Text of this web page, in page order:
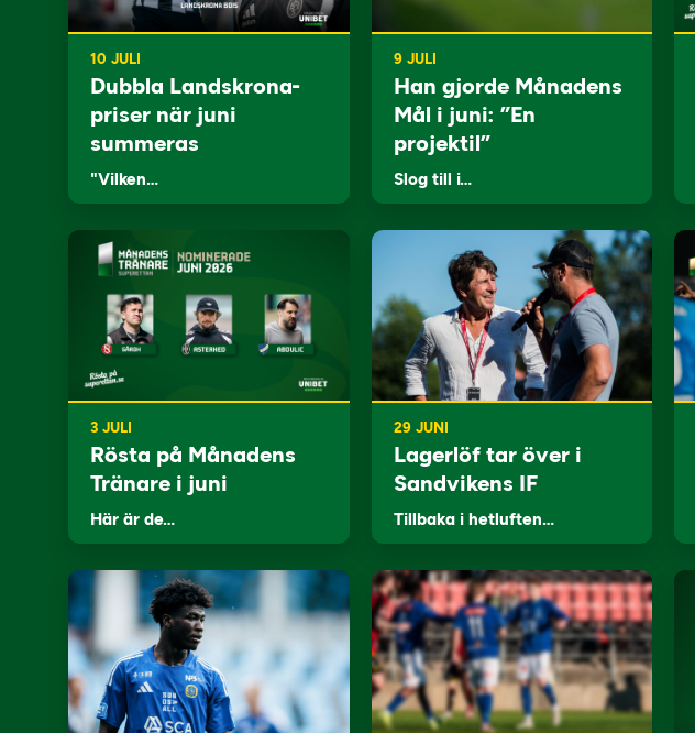
10 JULI
Dubbla Landskrona-
priser när juni
summeras
"Vilken…
9 JULI
Han gjorde Månadens
Mål i juni: ”En
projektil”
Slog till i…
3 JULI
Rösta på Månadens
Tränare i juni
Här är de…
29 JUNI
Lagerlöf tar över i
Sandvikens IF
Tillbaka i hetluften…